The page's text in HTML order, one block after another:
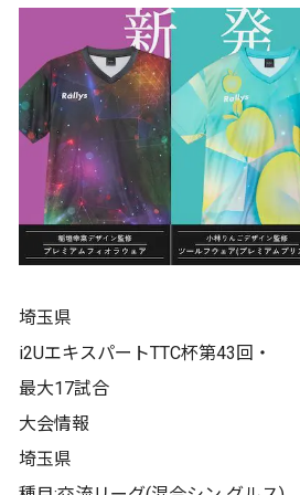
埼玉県
i2UエキスパートTTC杯第43回・
最大17試合
大会情報
埼玉県